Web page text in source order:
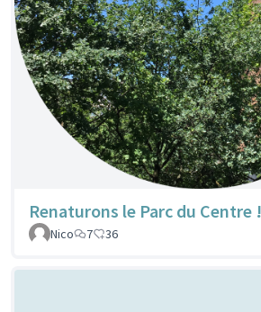
Renaturons le Parc du Centre !
Nico
7 36